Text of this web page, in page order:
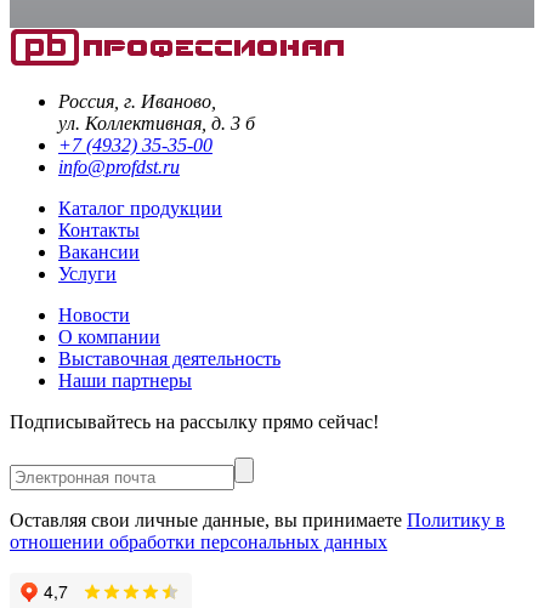
Россия, г. Иваново,
ул. Коллективная, д. 3 б
+7 (4932) 35-35-00
info@profdst.ru
Каталог продукции
Контакты
Вакансии
Услуги
Новости
О компании
Выставочная деятельность
Наши партнеры
Подписывайтесь на рассылку прямо сейчас!
Оставляя свои личные данные, вы принимаете Политику в
отношении обработки персональных данных